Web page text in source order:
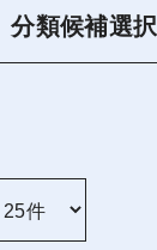
分類候補選択